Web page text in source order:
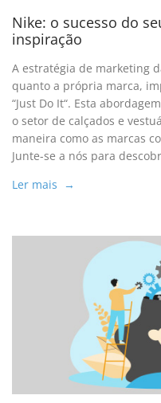
Nike: o sucesso do
inspiração
A estratégia de marketing
quanto a própria marca,
“Just Do It“. Esta
o setor de calçados e
maneira como as marcas
Junte-se a nós para
Ler mais →